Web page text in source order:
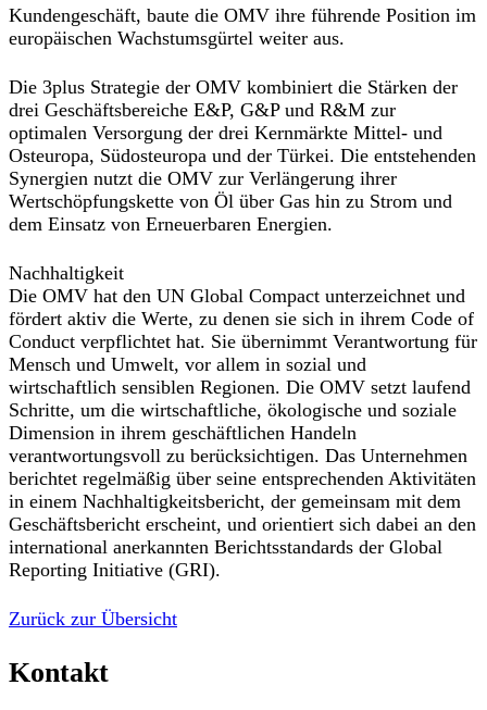
Kundengeschäft, baute die OMV ihre führende Position im
europäischen Wachstumsgürtel weiter aus.
Die 3plus Strategie der OMV kombiniert die Stärken der
drei Geschäftsbereiche E&P, G&P und R&M zur
optimalen Versorgung der drei Kernmärkte Mittel- und
Osteuropa, Südosteuropa und der Türkei. Die entstehenden
Synergien nutzt die OMV zur Verlängerung ihrer
Wertschöpfungskette von Öl über Gas hin zu Strom und
dem Einsatz von Erneuerbaren Energien.
Nachhaltigkeit
Die OMV hat den UN Global Compact unterzeichnet und
fördert aktiv die Werte, zu denen sie sich in ihrem Code of
Conduct verpflichtet hat. Sie übernimmt Verantwortung für
Mensch und Umwelt, vor allem in sozial und
wirtschaftlich sensiblen Regionen. Die OMV setzt laufend
Schritte, um die wirtschaftliche, ökologische und soziale
Dimension in ihrem geschäftlichen Handeln
verantwortungsvoll zu berücksichtigen. Das Unternehmen
berichtet regelmäßig über seine entsprechenden Aktivitäten
in einem Nachhaltigkeitsbericht, der gemeinsam mit dem
Geschäftsbericht erscheint, und orientiert sich dabei an den
international anerkannten Berichtsstandards der Global
Reporting Initiative (GRI).
Zurück zur Übersicht
Kontakt